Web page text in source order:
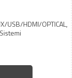
USB/HDMI/OPTICAL,